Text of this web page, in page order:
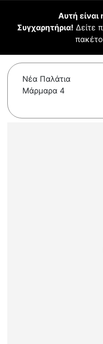
Αυτή είναι
Συγχαρητήρια! Δείτε
Νέα Παλάτια
Μάρμαρα 4